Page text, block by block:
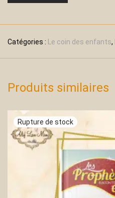
Catégories : Le coin des enfants,
Produits similaires